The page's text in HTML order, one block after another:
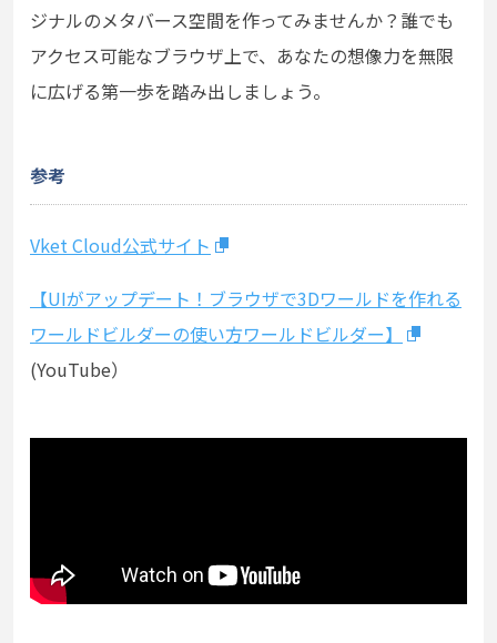
ジナルのメタバース空間を作ってみませんか？誰でも
アクセス可能なブラウザ上で、あなたの想像力を無限
に広げる第一歩を踏み出しましょう。
参考
Vket Cloud公式サイト
【UIがアップデート！ブラウザで3Dワールドを作れる
ワールドビルダーの使い方ワールドビルダー】
(YouTube）